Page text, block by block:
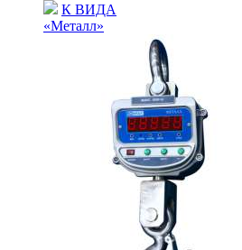
К ВИДА
«Металл»